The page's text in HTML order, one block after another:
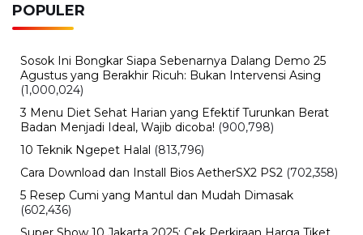
POPULER
Sosok Ini Bongkar Siapa Sebenarnya Dalang Demo 25
Agustus yang Berakhir Ricuh: Bukan Intervensi Asing
(1,000,024)
3 Menu Diet Sehat Harian yang Efektif Turunkan Berat
Badan Menjadi Ideal, Wajib dicoba! (900,798)
10 Teknik Ngepet Halal (813,796)
Cara Download dan Install Bios AetherSX2 PS2 (702,358)
5 Resep Cumi yang Mantul dan Mudah Dimasak
(602,436)